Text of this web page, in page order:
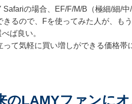
Safariの場合、EF/F/M/B（極細/細/
きるので、Fを使ってみた人が、も
ば良い。
って気軽に買い増しができる価格
のLAMYファンに